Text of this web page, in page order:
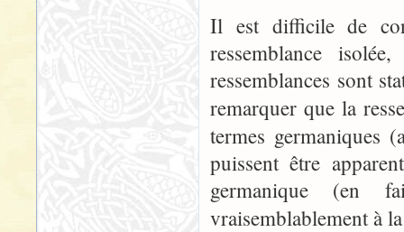
Il est difficile de
ressemblance
ressemblances sont
remarquer que la
termes germaniques
puissent être
germanique (en
vraisemblablement à